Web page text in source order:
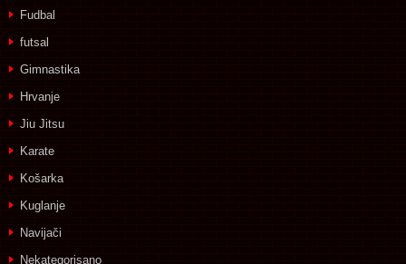
Fudbal
futsal
Gimnastika
Hrvanje
Jiu Jitsu
Karate
Košarka
Kuglanje
Navijači
Nekategorisano